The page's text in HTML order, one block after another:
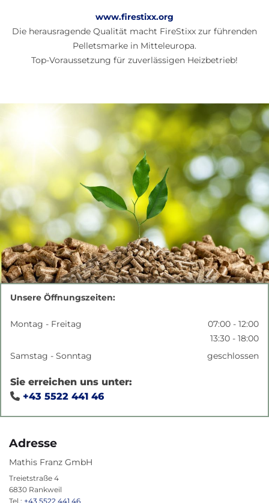
www.firestixx.org
Die herausragende Qualität macht FireStixx zur führenden
Pelletsmarke in Mitteleuropa.
Top-Voraussetzung für zuverlässigen Heizbetrieb!
Unsere Öffnungszeiten:
Montag - Freitag
07:00 - 12:00
13:30 - 18:00
Samstag - Sonntag
geschlossen
Sie erreichen uns unter:
 +43 5522 441 46
Adresse
Mathis Franz GmbH
Treietstraße 4
6830 Rankweil
Tel.: +43 5522 441 46